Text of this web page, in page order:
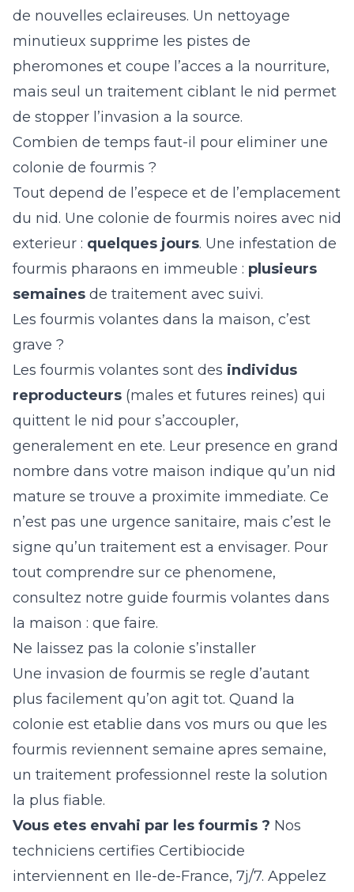
de nouvelles eclaireuses. Un nettoyage
minutieux supprime les pistes de
pheromones et coupe l’acces a la nourriture,
mais seul un traitement ciblant le nid permet
de stopper l’invasion a la source.
Combien de temps faut-il pour eliminer une
colonie de fourmis ?
Tout depend de l’espece et de l’emplacement
du nid. Une colonie de fourmis noires avec nid
exterieur : quelques jours. Une infestation de
fourmis pharaons en immeuble : plusieurs
semaines de traitement avec suivi.
Les fourmis volantes dans la maison, c’est
grave ?
Les fourmis volantes sont des individus
reproducteurs (males et futures reines) qui
quittent le nid pour s’accoupler,
generalement en ete. Leur presence en grand
nombre dans votre maison indique qu’un nid
mature se trouve a proximite immediate. Ce
n’est pas une urgence sanitaire, mais c’est le
signe qu’un traitement est a envisager. Pour
tout comprendre sur ce phenomene,
consultez notre guide fourmis volantes dans
la maison : que faire.
Ne laissez pas la colonie s’installer
Une invasion de fourmis se regle d’autant
plus facilement qu’on agit tot. Quand la
colonie est etablie dans vos murs ou que les
fourmis reviennent semaine apres semaine,
un traitement professionnel reste la solution
la plus fiable.
Vous etes envahi par les fourmis ? Nos
techniciens certifies Certibiocide
interviennent en Ile-de-France, 7j/7. Appelez